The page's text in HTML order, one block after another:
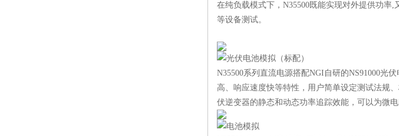
在纯负载模式下，N35500既能实现对外提供功率
等设备测试。
光伏电池模拟（标配）
N35500系列直流电源搭配NGI自研的NS91000光
高、响应速度快等特性，用户简单设定测试法规
伏逆变器的静态和动态功率追踪效能，可以为微
电池模拟